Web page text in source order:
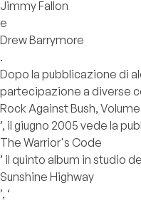
Jimmy Fallon
e
Drew Barrymore
.
Dopo la pubblicazione di
partecipazione a diverse
Rock Against Bush,
’, il giugno 2005 vede la
The Warrior's Code
’ il quinto album in studio
Sunshine Highway
’, ‘